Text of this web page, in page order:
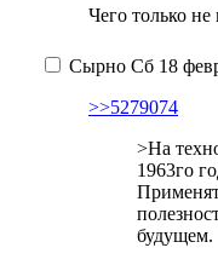
Чего только
Сырно Сб 18
>>5279074
>На
1963го
будущем.